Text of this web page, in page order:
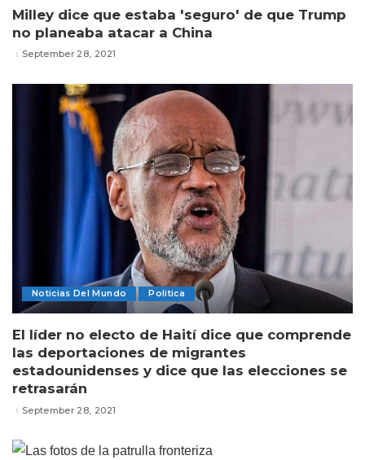
Milley dice que estaba 'seguro' de que Trump
no planeaba atacar a China
September 28, 2021
Noticias Del Mundo Politica
El líder no electo de Haití dice que comprende
las deportaciones de migrantes
estadounidenses y dice que las elecciones se
retrasarán
September 28, 2021